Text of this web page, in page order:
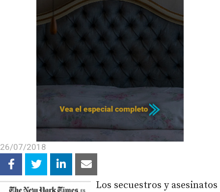
26/07/2018
Los secuestros y asesinatos